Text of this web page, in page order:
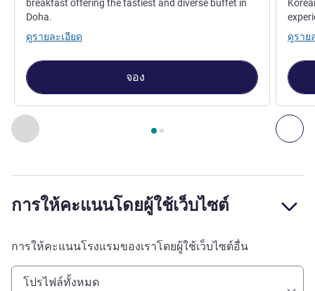
ก่อนหน้า - ห้องอาหาร ถั
หน้า1 , ห้องอาหาร 1 : Vaya! Latin Mercado , ห้องอาหา
breakfast offering the tastiest and diverse buffet in
Doha.
ดูรายละเอียด
จอง
ดูราย
การให้คะแนนโดยผู้ใช้เว็บไซต์
การให้คะแนนโรงแรมของเราโดยผู้ใช้เว็บไซต์อื่น
โปรไฟล์ทั้งหมด